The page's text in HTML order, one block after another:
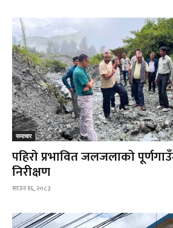
समाचार
पहिरो प्रभावित जलजलाको
निरीक्षण
साउन १६, २०८३